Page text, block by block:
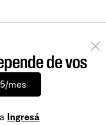
de vos
mes
Ingresá